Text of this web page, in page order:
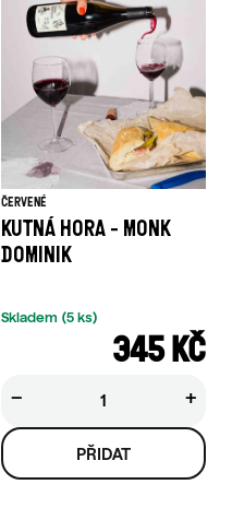
ČERVENÉ
KUTNÁ HORA - MONK
DOMINIK
345 KČ
Skladem (5 ks)
+
−